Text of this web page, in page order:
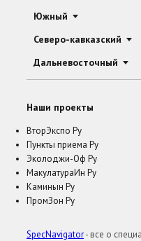
Южный
Северо-кавказский
Дальневосточный
Наши проекты
ВторЭкспо Ру
Пункты приема Ру
Эколоджи-Оф Ру
МакулатураИн Ру
Каминын Ру
ПромЗон Ру
SpecNavigator- все о